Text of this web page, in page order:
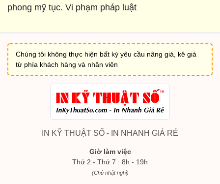
phong mỹ tục. Vi phạm pháp luật
Chúng tôi không thực hiện bất kỳ yêu cầu nâng giá, kê giá
từ phía khách hàng và nhân viên
IN KỸ THUẬT SỐ - IN NHANH GIÁ RẺ
Giờ làm việc
Thứ 2 - Thứ 7 : 8h - 19h
(Chủ nhật nghỉ)